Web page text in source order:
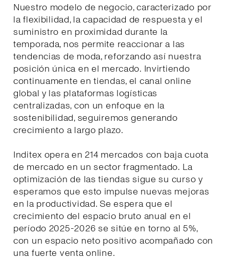
Nuestro modelo de negocio, caracterizado por
la flexibilidad, la capacidad de respuesta y el
suministro en proximidad durante la
temporada, nos permite reaccionar a las
tendencias de moda, reforzando así nuestra
posición única en el mercado. Invirtiendo
continuamente en tiendas, el canal online
global y las plataformas logísticas
centralizadas, con un enfoque en la
sostenibilidad, seguiremos generando
crecimiento a largo plazo.
Inditex opera en 214 mercados con baja cuota
de mercado en un sector fragmentado. La
optimización de las tiendas sigue su curso y
esperamos que esto impulse nuevas mejoras
en la productividad. Se espera que el
crecimiento del espacio bruto anual en el
período 2025-2026 se sitúe en torno al 5%,
con un espacio neto positivo acompañado con
una fuerte venta online.